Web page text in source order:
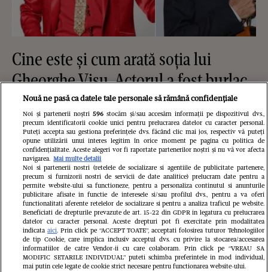
Cine este și cum arată soția lui
Gheorghe Visu. Actorul a fost burlac
până la 50 de ani: "Soția mea e
familia mea și singurul om care-mi
cunoaște fricile"
Nouă ne pasă ca datele tale personale să rămână confidențiale
Noi și partenerii noștri 596stocăm și/sau accesăm informații pe dispozitivul dvs.,
precum identificatorii cookie unici pentru prelucrarea datelor cu caracter personal.
Puteți accepta sau gestiona preferințele dvs. făcând clic mai jos, respectiv vă puteți
opune utilizării unui interes legitim în orice moment pe pagina cu politica de
confidențialitate. Aceste alegeri vor fi raportate partenerilor noștri și nu vă vor afecta
navigarea. Mai multe detalii
Noi si partenerii nostri (retelele de socializare si agentiile de publicitate partenere,
precum si furnizorii nostri de servicii de date analitice) prelucram date pentru a
permite website-ului sa functioneze, pentru a personaliza continutul si anunturile
publicitare afisate in functie de interesele si/sau profilul dvs., pentru a va oferi
functionalitati aferente retelelor de socializare si pentru a analiza traficul pe website.
Beneficiati de drepturile prevazute de art. 15-22 din GDPR in legatura cu prelucrarea
datelor cu caracter personal. Aceste drepturi pot fi exercitate prin modalitatea
indicataaici. Prin click pe “ACCEPT TOATE”, acceptati folosirea tuturor Tehnologiilor
de tip Cookie, care implica inclusiv acceptul dvs. cu privire la stocarea/accesarea
informatiilor de catre Vendor-ii cu care colaboram. Prin click pe “VREAU SA
MODIFIC SETARILE INDIVIDUAL” puteti schimba preferintele in mod individual,
mai putin cele legate de cookie strict necesare pentru functionarea website-ului.